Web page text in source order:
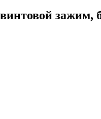
зажим,